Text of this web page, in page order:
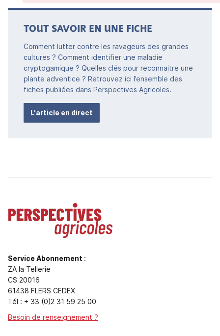
TOUT SAVOIR EN UNE FICHE
Comment lutter contre les ravageurs des grandes
cultures ? Comment identifier une maladie
cryptogamique ? Quelles clés pour reconnaitre une
plante adventice ? Retrouvez ici l’ensemble des
fiches publiées dans Perspectives Agricoles.
L'article en direct
Service Abonnement :
ZA la Tellerie
CS 20016
61438 FLERS CEDEX
Tél : + 33 (0)2 31 59 25 00
Besoin de renseignement ?